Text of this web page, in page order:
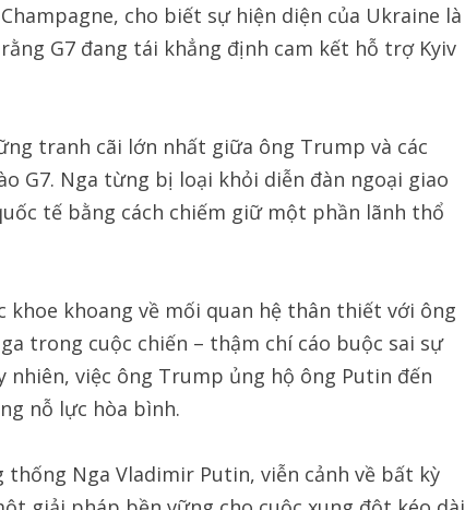
cho biết sự hiện diện của Ukraine là
G7 đang tái khẳng định cam kết hỗ trợ Kyiv
tranh cãi lớn nhất giữa ông Trump và các
G7. Nga từng bị loại khỏi diễn đàn ngoại giao
tế bằng cách chiếm giữ một phần lãnh thổ
khoang về mối quan hệ thân thiết với ông
trong cuộc chiến – thậm chí cáo buộc sai sự
việc ông Trump ủng hộ ông Putin đến
nỗ lực hòa bình.
Nga Vladimir Putin, viễn cảnh về bất kỳ